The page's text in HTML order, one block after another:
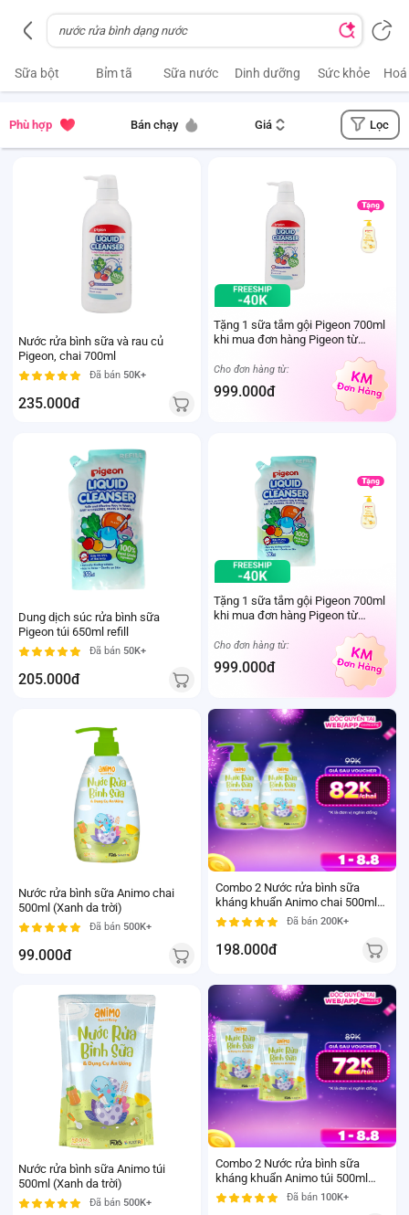
Sữa bột Bỉm tã Sữa nước Dinh dưỡng Sức khỏe
Phù hợp Bán chạy Giá Lọc
Nước rửa bình sữa và rau củ
Pigeon, chai 700ml
Đã bán 50K+
235.000đ
Tặng 1 sữa tắm gội Pigeon 700ml
khi mua đơn hàng Pigeon từ
Cho đơn hàng từ:
999.000đ
Dung dịch súc rửa bình sữa
Pigeon túi 650ml refill
Đã bán 50K+
205.000đ
Tặng 1 sữa tắm gội Pigeon 700ml
khi mua đơn hàng Pigeon từ
Cho đơn hàng từ:
999.000đ
Nước rửa bình sữa Animo chai
500ml (Xanh da trời)
Đã bán 500K+
99.000đ
Combo 2 Nước rửa bình sữa
kháng khuẩn Animo chai 500ml
(Xanh da trời) - Pink plus
Đã bán 200K+
198.000đ
Nước rửa bình sữa Animo túi
500ml (Xanh da trời)
Đã bán 500K+
Combo 2 Nước rửa bình sữa
kháng khuẩn Animo túi 500ml
(Xanh da trời) - Pink plus
Đã bán 100K+